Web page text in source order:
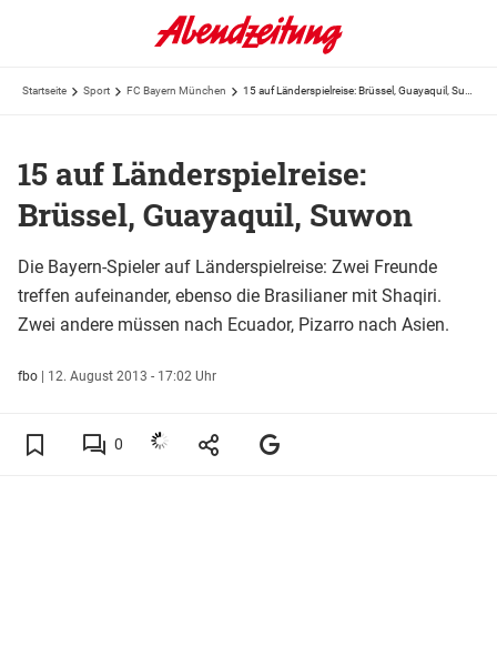
Startseite Sport FC Bayern München
15 auf Länderspielreise:
Brüssel, Guayaquil, Suwon
Die Bayern-Spieler auf Länderspielreise: Zwei Freunde
treffen aufeinander, ebenso die Brasilianer mit Shaqiri.
Zwei andere müssen nach Ecuador, Pizarro nach Asien.
fbo | 12. August 2013 - 17:02 Uhr
0